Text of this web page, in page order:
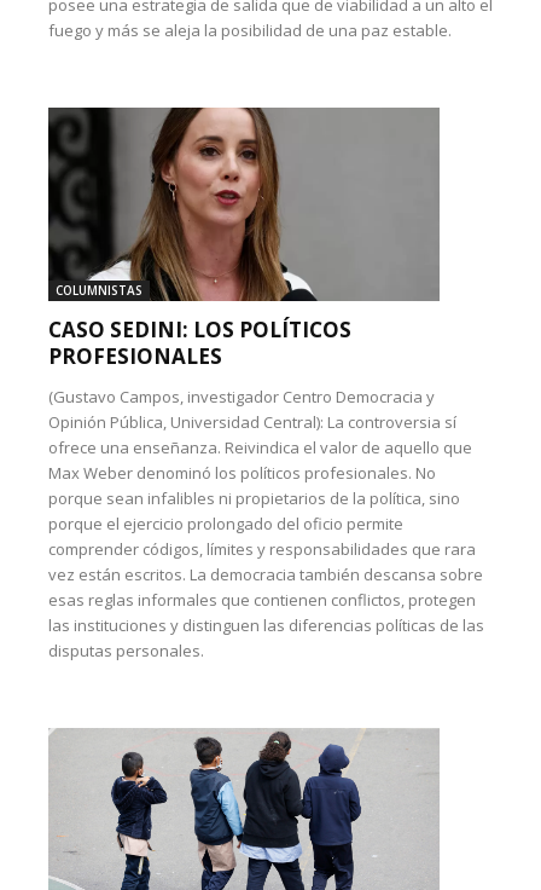
posee una estrategia de salida que de viabilidad a un alto el
fuego y más se aleja la posibilidad de una paz estable.
COLUMNISTAS
CASO SEDINI: LOS POLÍTICOS
PROFESIONALES
(Gustavo Campos, investigador Centro Democracia y
Opinión Pública, Universidad Central): La controversia sí
ofrece una enseñanza. Reivindica el valor de aquello que
Max Weber denominó los políticos profesionales. No
porque sean infalibles ni propietarios de la política, sino
porque el ejercicio prolongado del oficio permite
comprender códigos, límites y responsabilidades que rara
vez están escritos. La democracia también descansa sobre
esas reglas informales que contienen conflictos, protegen
las instituciones y distinguen las diferencias políticas de las
disputas personales.